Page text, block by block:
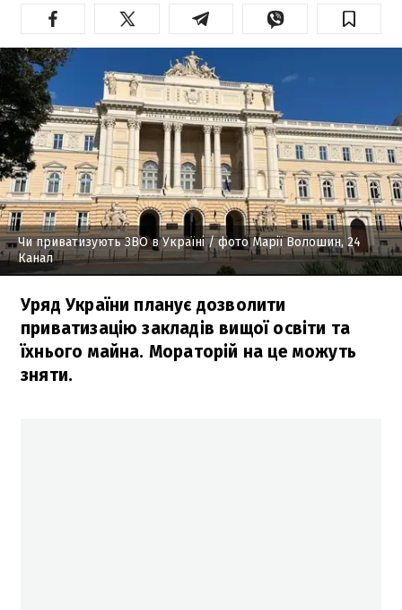
Чи приватизують ЗВО в Україні/ фото Марії Волошин, 24
Канал
Уряд України планує дозволити
приватизацію закладів вищої освіти та
їхнього майна. Мораторій на це можуть
зняти.